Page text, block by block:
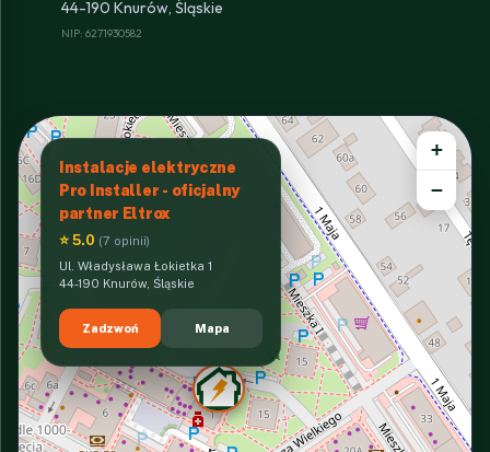
44-190 Knurów, Śląskie
NIP: 6271930582
Instalacje elektryczne
Pro Installer - oficjalny
partner Eltrox
⭐ 5.0 (7 opinii)
Ul. Władysława Łokietka 1
44-190 Knurów, Śląskie
Zadzwoń Mapa
+
−